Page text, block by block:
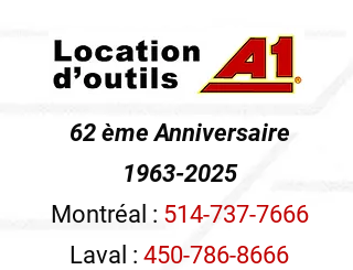
62 ème Anniversaire
1963-2025
Montréal : 514-737-7666
Laval : 450-786-8666